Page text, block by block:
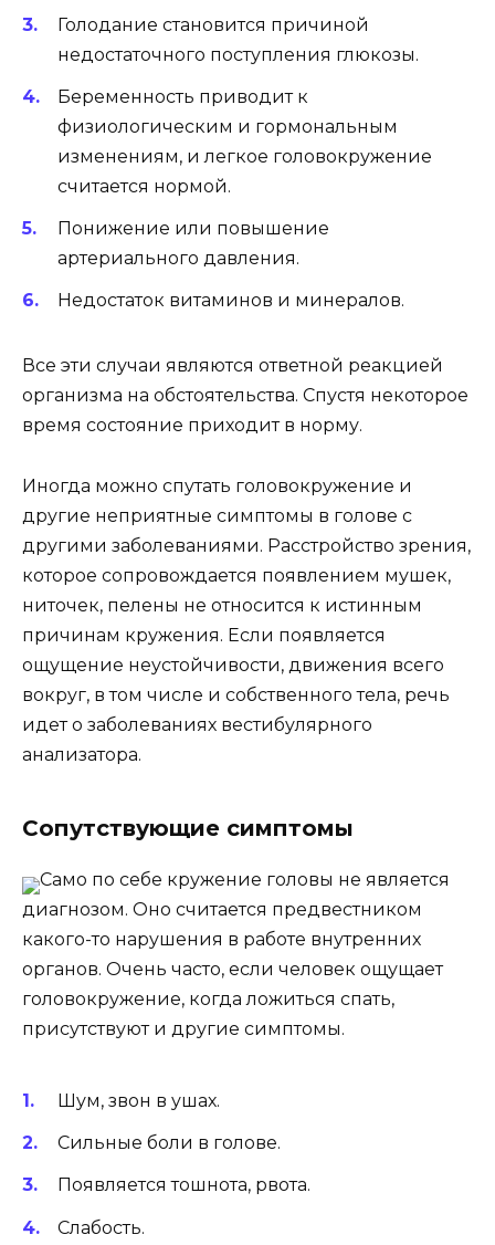
Голодание становится причиной
недостаточного поступления глюкозы.
Беременность приводит к
физиологическим и гормональным
изменениям, и легкое головокружение
считается нормой.
Понижение или повышение
артериального давления.
Недостаток витаминов и минералов.
Все эти случаи являются ответной реакцией
организма на обстоятельства. Спустя некоторое
время состояние приходит в норму.
Иногда можно спутать головокружение и
другие неприятные симптомы в голове с
другими заболеваниями. Расстройство зрения,
которое сопровождается появлением мушек,
ниточек, пелены не относится к истинным
причинам кружения. Если появляется
ощущение неустойчивости, движения всего
вокруг, в том числе и собственного тела, речь
идет о заболеваниях вестибулярного
анализатора.
Сопутствующие симптомы
Само по себе кружение головы не является
диагнозом. Оно считается предвестником
какого-то нарушения в работе внутренних
органов. Очень часто, если человек ощущает
головокружение, когда ложиться спать,
присутствуют и другие симптомы.
Шум, звон в ушах.
Сильные боли в голове.
Появляется тошнота, рвота.
Слабость.